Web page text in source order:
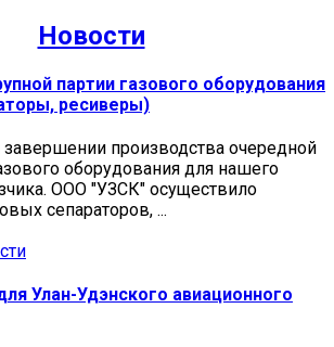
Новости
партии газового оборудования
ресиверы)
производства очередной
оборудования для нашего
ООО "УЗСК" осуществило
сепараторов, ...
Улан-Удэнского авиационного